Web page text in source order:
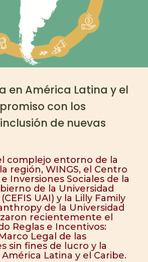
en América Latina y el
con los
de nuevas
complejo entorno de la
región, WINGS, el Centro
Inversiones Sociales de la
de la Universidad
UAI) y la Lilly Family
de la Universidad
recientemente el
Reglas e Incentivos:
Legal de las
sin fines de lucro y la
Latina y el Caribe.